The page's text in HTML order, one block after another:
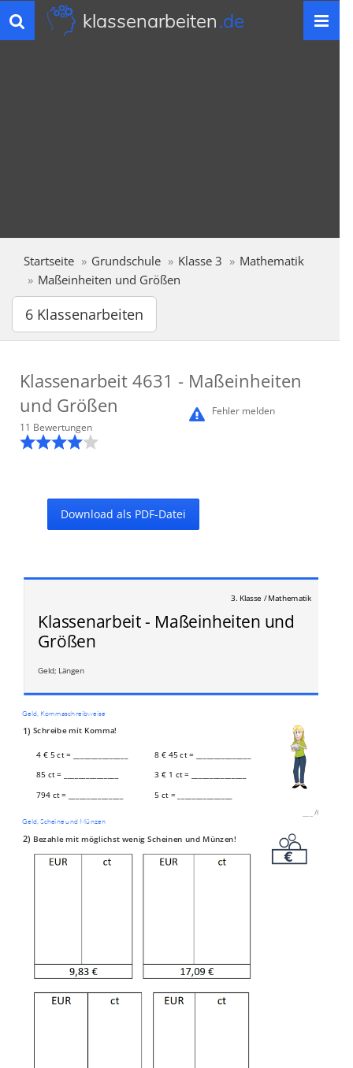
Toggle
navigation
klassenarbeiten.de
Startseite Grundschule Klasse 3
Mathematik
Maßeinheiten und Größen
6 Klassenarbeiten
Klassenarbeit 4631 - Maßeinheiten
und Größen
Fehler melden
11 Bewertungen
Download als PDF-Datei
3. Klasse / Mathematik
Klassenarbeit - Maßeinheiten und
Größen
Geld; Längen
Geld, Kommaschreibweise
1) Schreibe mit Komma!
4 € 5 ct = _______________ 8 € 45 ct = _______________
85 ct = _______________ 3 € 1 ct = _______________
794 ct = _______________ 5 ct = _______________
/6P
Geld, Scheine und Münzen
2) Bezahle mit möglichst wenig Scheinen und Münzen!